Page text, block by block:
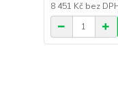
8 451 Kč bez